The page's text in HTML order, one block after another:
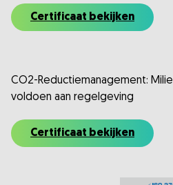
Certificaat bekijken
CO2-Reductiemanagement:
voldoen aan regelgeving
Certificaat bekijken